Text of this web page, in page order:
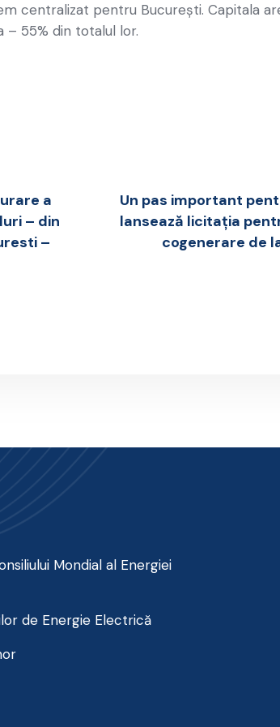
centralizat pentru Bucureşti. Capitala
55% din totalul lor.
a
– din
–
Un pas important
lansează licitația
cogenerare de
Mondial al Energiei
de Energie Electrică